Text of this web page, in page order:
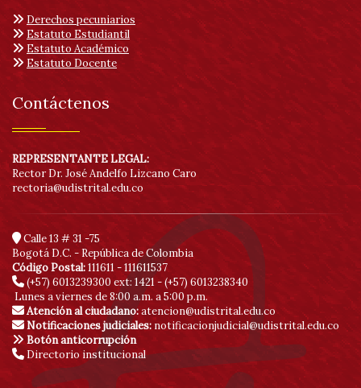
Derechos pecuniarios
Estatuto Estudiantil
Estatuto Académico
Estatuto Docente
Contáctenos
REPRESENTANTE LEGAL:
Rector Dr. José Andelfo Lizcano Caro
rectoria@udistrital.edu.co
Calle 13 # 31 -75
Bogotá D.C. - República de Colombia
Código Postal:111611 - 111611537
(+57) 6013239300 ext: 1421 - (+57) 6013238340
Lunes a viernes de 8:00 a.m. a 5:00 p.m.
Atención al ciudadano:atencion@udistrital.edu.co
Notificaciones judiciales: notificacionjudicial@udistrital.edu.co
Botón anticorrupción
Directorio institucional